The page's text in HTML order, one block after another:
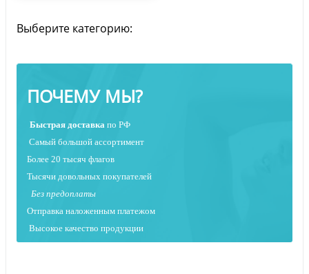
Выберите категорию:
ПОЧЕМУ МЫ?
Быстрая доставка по РФ
Самый большой ассортимент
Более 20 тысяч флагов
Тысячи довольных покупателей
Без предоплаты
Отправка наложенным платежом
Высокое качество продукции